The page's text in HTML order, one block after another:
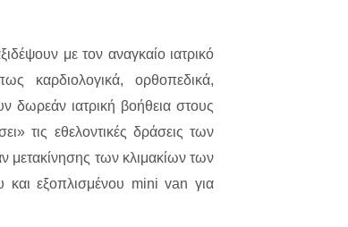
με τον αναγκαίο ιατρικό
καρδιολογικά, ορθοπεδικά,
δωρεάν ιατρική βοήθεια στους
τις εθελοντικές δράσεις των
των κλιμακίων των
εξοπλισμένου mini van για